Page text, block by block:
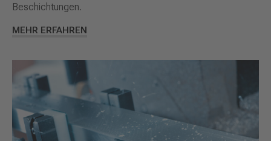
Beschichtungen.
MEHR ERFAHREN